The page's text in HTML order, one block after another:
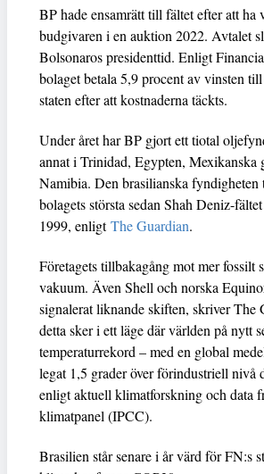
BP hade ensamrätt till fältet efter att ha
budgivaren i en auktion 2022. Avtalet
Bolsonaros presidenttid. Enligt
bolaget betala 5,9 procent av vinsten
staten efter att kostnaderna täckts.
Under året har BP gjort ett tiotal
annat i Trinidad, Egypten, Mexikanska
Namibia. Den brasilianska fyndigheten
bolagets största sedan Shah Deniz-
1999, enligtThe Guardian.
Företagets tillbakagång mot mer fossilt
vakuum. Även Shell och norska
signalerat liknande skiften, skriver The
detta sker i ett läge där världen på nytt
temperaturrekord – med en global
legat 1,5 grader över förindustriell nivå
enligt aktuell klimatforskning och data
klimatpanel (IPCC).
Brasilien står senare i år värd för FN:s